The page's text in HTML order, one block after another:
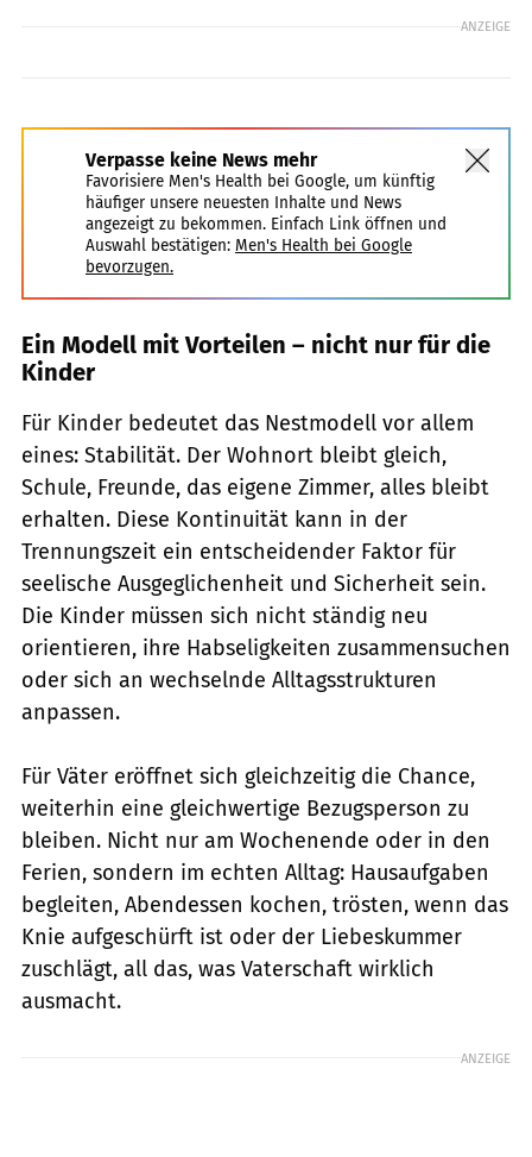
ANZEIGE
Verpasse keine News mehr
Favorisiere Men's Health bei Google, um künftig
häufiger unsere neuesten Inhalte und News
angezeigt zu bekommen. Einfach Link öffnen und
Auswahl bestätigen: Men's Health bei Google
bevorzugen.
Ein Modell mit Vorteilen – nicht nur für die
Kinder
Für Kinder bedeutet das Nestmodell vor allem
eines: Stabilität. Der Wohnort bleibt gleich,
Schule, Freunde, das eigene Zimmer, alles bleibt
erhalten. Diese Kontinuität kann in der
Trennungszeit ein entscheidender Faktor für
seelische Ausgeglichenheit und Sicherheit sein.
Die Kinder müssen sich nicht ständig neu
orientieren, ihre Habseligkeiten zusammensuchen
oder sich an wechselnde Alltagsstrukturen
anpassen.
Für Väter eröffnet sich gleichzeitig die Chance,
weiterhin eine gleichwertige Bezugsperson zu
bleiben. Nicht nur am Wochenende oder in den
Ferien, sondern im echten Alltag: Hausaufgaben
begleiten, Abendessen kochen, trösten, wenn das
Knie aufgeschürft ist oder der Liebeskummer
zuschlägt, all das, was Vaterschaft wirklich
ausmacht.
ANZEIGE